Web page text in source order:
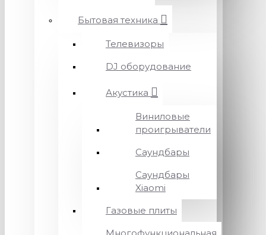
Бытовая техника
Телевизоры
DJ оборудование
Акустика
Виниловые
проигрыватели
Саундбары
Саундбары
Xiaomi
Газовые плиты